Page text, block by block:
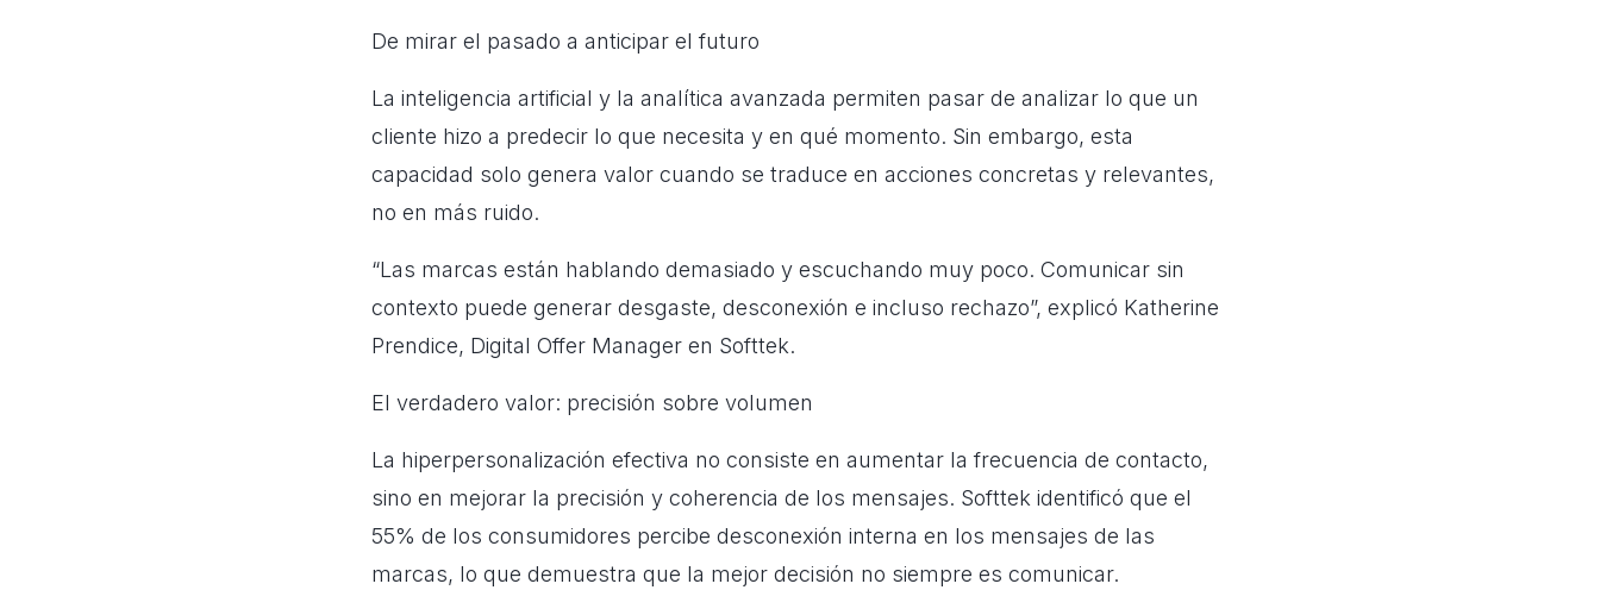
De mirar el pasado a anticipar el futuro
La inteligencia artificial y la analítica avanzada permiten pasar de analizar lo que un
cliente hizo a predecir lo que necesita y en qué momento. Sin embargo, esta
capacidad solo genera valor cuando se traduce en acciones concretas y relevantes,
no en más ruido.
“Las marcas están hablando demasiado y escuchando muy poco. Comunicar sin
contexto puede generar desgaste, desconexión e incluso rechazo”, explicó Katherine
Prendice, Digital Offer Manager en Softtek.
El verdadero valor: precisión sobre volumen
La hiperpersonalización efectiva no consiste en aumentar la frecuencia de contacto,
sino en mejorar la precisión y coherencia de los mensajes. Softtek identificó que el
55% de los consumidores percibe desconexión interna en los mensajes de las
marcas, lo que demuestra que la mejor decisión no siempre es comunicar.